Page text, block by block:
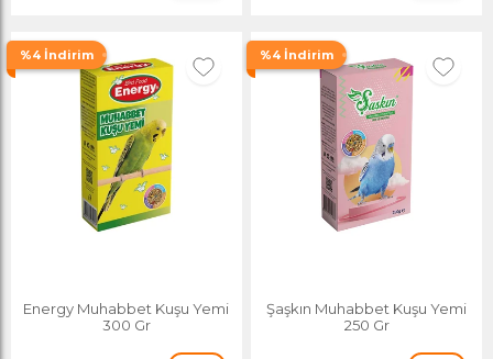
%4 İndirim
Energy Muhabbet Kuşu Yemi
300 Gr
%4 İndirim
Şaşkın Muhabbet Kuşu Yemi
250 Gr